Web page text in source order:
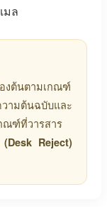
มล
งต้นตามเกณฑ์
ามต้นฉบับและ
ณฑ์ที่วารสาร
Reject)